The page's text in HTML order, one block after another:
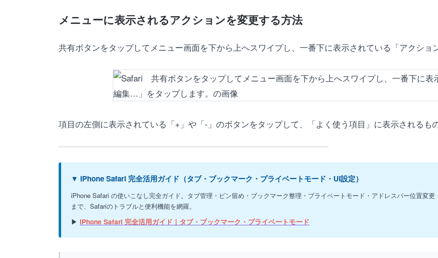
メニューに表示されるアクションを変更する方法
共有ボタンをタップしてメニュー画面を下から上へスワイプし、一番下に表示されている「アクシ
項目の左側に表示されている「+」や「-」のボタンをタップして、「よく使う項目」に表示されるも
▼ iPhone Safari 完全活用ガイド（タブ・ブックマーク・プライベートモード・UI設定）
iPhone Safari の使いこなし完全ガイド。タブ管理・ピン留め・ブックマーク整理・プライベートモード・アドレスバー位置変
まで、Safariのトラブルと便利機能を網羅。
▶ iPhone Safari 完全活用ガイド｜タブ・ブックマーク・プライベートモード